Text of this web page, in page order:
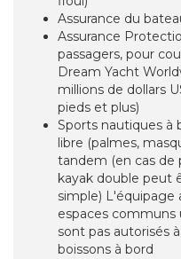
Assurance du
Assurance
passagers, pour
Dream Yacht
millions de dollars
pieds et plus)
Sports nautiques à
libre (palmes,
tandem (en cas de
kayak double peut
simple) L'équipage
espaces communs
sont pas autorisés
boissons à bord